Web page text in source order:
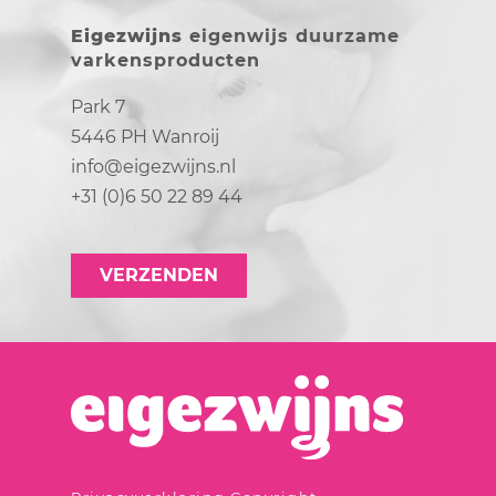
Eigezwijns eigenwijs duurzame
varkensproducten
Park 7
5446 PH Wanroij
info@eigezwijns.nl
+31 (0)6 50 22 89 44
VERZENDEN